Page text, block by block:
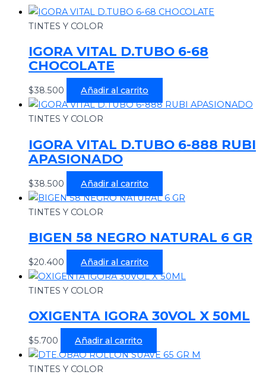
TINTES Y COLOR
IGORA VITAL D.TUBO 6-68
CHOCOLATE
$38.500 Añadir al carrito
TINTES Y COLOR
IGORA VITAL D.TUBO 6-888 RUBI
APASIONADO
$38.500 Añadir al carrito
TINTES Y COLOR
BIGEN 58 NEGRO NATURAL 6 GR
$20.400 Añadir al carrito
TINTES Y COLOR
OXIGENTA IGORA 30VOL X 50ML
$5.700 Añadir al carrito
TINTES Y COLOR